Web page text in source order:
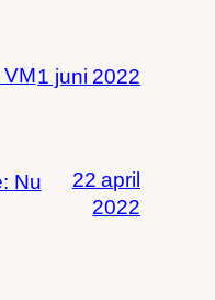
1 juni 2022
Nu
22 april
2022